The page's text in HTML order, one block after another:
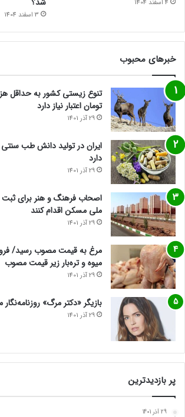
4 اسفند 1404
3 اسفند 1404
خبرهای محبوب
تومان اعتبار نیاز دارد
29 آذر 1401
ایران در تولید دانش طب سنتی
دارد
29 آذر 1401
اصحاب فرهنگ و هنر برای
ملی مسکن اقدام کنند
29 آذر 1401
مرغ به قیمت مصوب رسید/
میوه و تره‌بار زیر قیمت مصوب
29 آذر 1401
بازیگر «دکتر مرگ»
29 آذر 1401
پر بازدیدترین
29 آذر 1401